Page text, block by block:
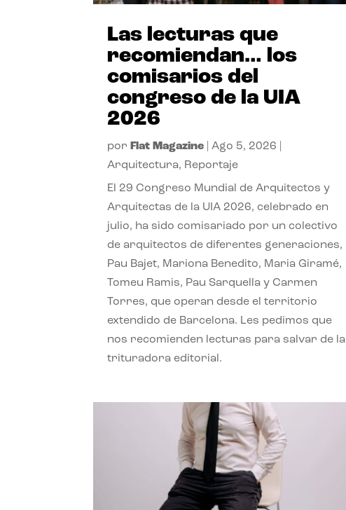
Las lecturas que
recomiendan… los
comisarios del
congreso de la UIA
2026
por Flat Magazine |Ago 5, 2026
Arquitectura, Reportaje
El 29 Congreso Mundial de Arquitectos y
Arquitectas de la UIA 2026, celebrado en
julio, ha sido comisariado por un colectivo
de arquitectos de diferentes generaciones,
Pau Bajet, Mariona Benedito, Maria Giramé,
Tomeu Ramis, Pau Sarquella y Carmen
Torres, que operan desde el territorio
extendido de Barcelona. Les pedimos que
nos recomienden lecturas para salvar de la
trituradora editorial.